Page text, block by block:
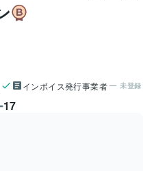
インボイス発行事業者 未登録
17